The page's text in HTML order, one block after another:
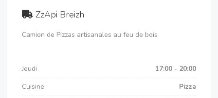
ZzApi Breizh
Camion de Pizzas artisanales au feu de bois
Jeudi
17:00 - 20:00
Cuisine
Pizza